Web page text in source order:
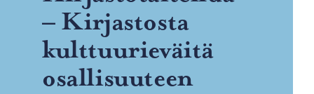
– Kir­jas­tos­ta
kult­tuu­rie­väi­tä
osal­li­suu­teen